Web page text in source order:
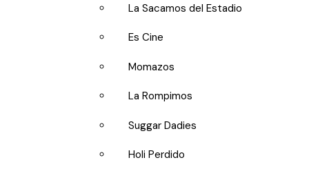
La Sacamos del Estadio
Es Cine
Momazos
La Rompimos
Suggar Dadies
Holi Perdido